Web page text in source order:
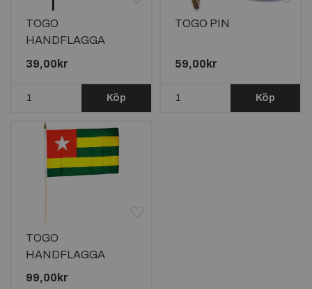
TOGO
HANDFLAGGA
15X10CM
39,00kr
Köp
TOGO PIN
59,00kr
Köp
TOGO
HANDFLAGGA
45X30CM
99,00kr